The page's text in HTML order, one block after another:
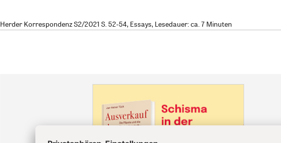
Herder Korrespondenz S2/2021 S. 52-54, Essays, Lesedauer: ca. 7 Minuten